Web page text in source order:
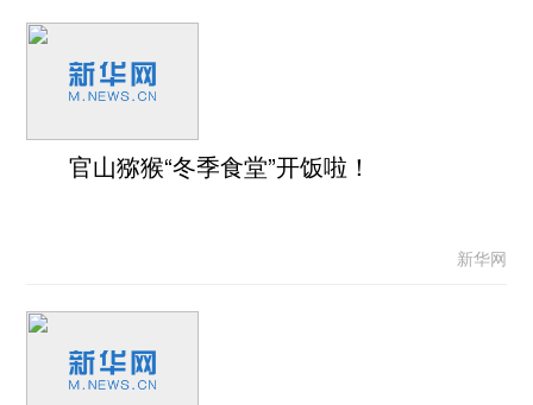
官山猕猴“冬季食堂”开饭啦！
新华网